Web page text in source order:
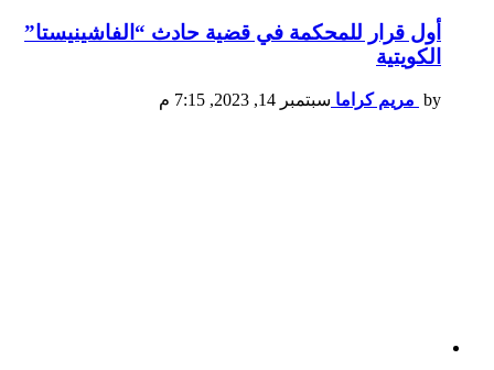
أول قرار للمحكمة في قضية حادث “الفاشينيستا”
الكويتية
by مريم كراما سبتمبر 14, 2023, 7:15 م